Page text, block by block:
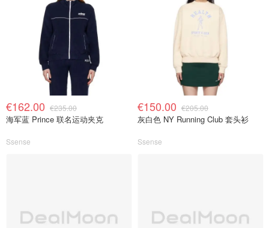
€162.00 €235.00
海军蓝 Prince 联名运动夹克
Ssense
€150.00 €205.00
灰白色 NY Running Club 套头衫
Ssense